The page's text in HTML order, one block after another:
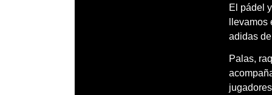
El pádel
adidas
Palas,